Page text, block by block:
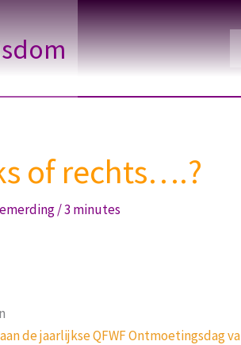
of rechts….?
/3 minutes
de jaarlijkse QFWF Ontmoetingsdag